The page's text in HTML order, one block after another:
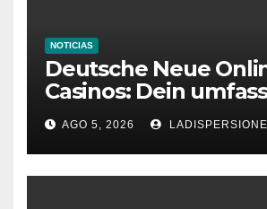
NOTICIAS
Deutsche Neue
Casinos: Dein
Ratgeber für
AGO 5, 2026 LADISPERSIONE